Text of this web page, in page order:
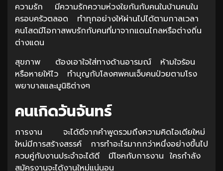
ความรัก มีความรักความห่วงใยกันกับคนในบ้านคนใน
ครอบครัวตลอด ทำทุกอย่างให้ผ่านไปได้ตามกาลเวลา
คนโสดมีโอกาสพบรักกับคนที่มาจากแดนไกลหรือต่างถิ่น
ต่างแดน
สุขภาพ ต้องเอาใจใส่ทางด้านอารมณ์ ห้ามใจร้อน
หรือหายให้ไว ทำบุญกับโลงศพคนเจ็บคนป่วยตามโรง
พยาบาลและมูนิธิต่างๆ
คนเกิดวันจันทร์
การงาน จะได้ดีจากคำพูดรวมถึงความคิดไอเดียใหม่
ใหม่มีการสร้างสรรค์ การทำอะไรมากกว่าหนึ่งอย่างขึ้นไป
ควบคู่กับงานประจำจะได้ดี มีโชคกับการงาน ใครกำลัง
สมัครงานจะได้งานใหม่แน่นอน